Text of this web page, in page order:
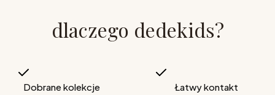
dlaczego dedekids?
Dobrane kolekcje
Łatwy kontakt